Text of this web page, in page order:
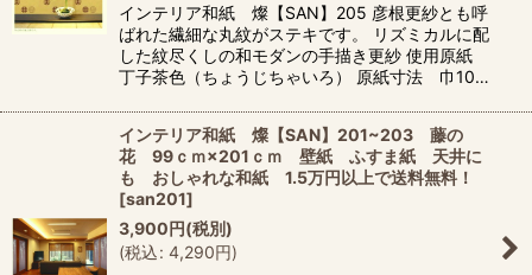
インテリア和紙 燦【SAN】205 彦根更紗とも呼
ばれた繊細な丸紋がステキです。 リズミカルに配
した紋尽くしの和モダンの手描き更紗 使用原紙
丁子茶色（ちょうじちゃいろ） 原紙寸法 巾10…
インテリア和紙 燦【SAN】201~203 藤の
花 99ｃｍ×201ｃｍ 壁紙 ふすま紙 天井に
も おしゃれな和紙 1.5万円以上で送料無料！
[san201]
3,900円(税別)
(税込: 4,290円)